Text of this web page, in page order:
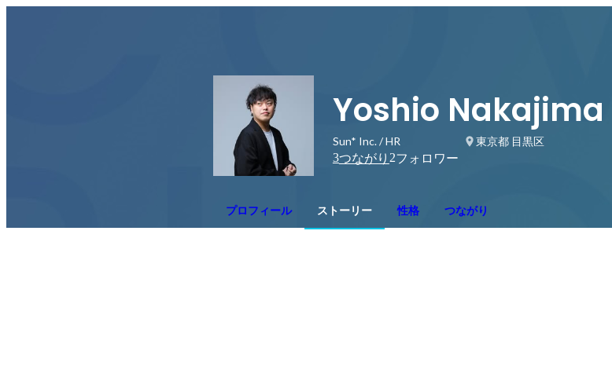
Yoshio Nakajima
Sun* Inc. / HR
東京都 目黒区
3つながり 2フォロワー
プロフィール ストーリー 性格 つながり